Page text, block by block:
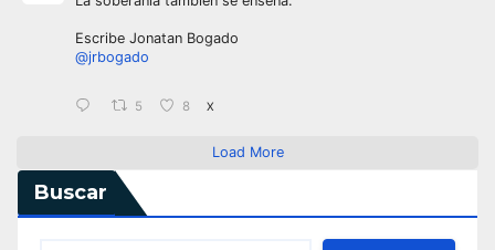
Escribe Jonatan Bogado
@jrbogado
5 8 X
Load More
Buscar